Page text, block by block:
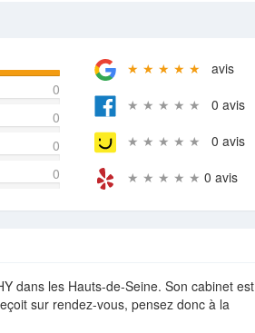
0
0
0
0
★ ★ ★ ★ ★ avis
★ ★ ★ ★ ★ 0 avis
★ ★ ★ ★ ★ 0 avis
★ ★ ★ ★ ★ 0 avis
dans les Hauts-de-Seine. Son cabinet est
sur rendez-vous, pensez donc à la